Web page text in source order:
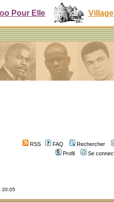
Pour Elle Village
RSS FAQ
Rechercher
Profil
Se
20:05